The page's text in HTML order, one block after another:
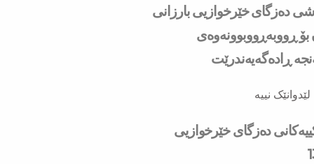
ده‌زگای خێرخوازیی بارزانی
ڕووبه‌ڕووبوونه‌وه‌ی
ڕاده‌گه‌یه‌ندرێت
نییە
دەزگای خێرخوازیی